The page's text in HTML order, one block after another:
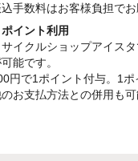
手数料はお客様負担でお
イント利用
イクルショップアイス
能です。
円で1ポイント付与。1ポ
お支払方法との併用も可